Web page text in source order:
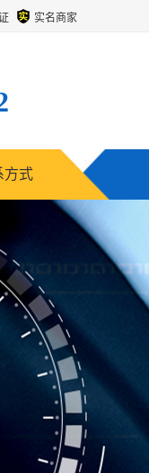
实名商家
方式